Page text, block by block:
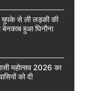
से ली लड़की की
हुआ घिनौना
महोत्सव 2026 का
को दी